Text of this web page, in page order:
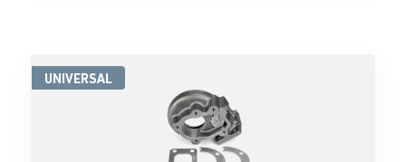
UNIVERSAL